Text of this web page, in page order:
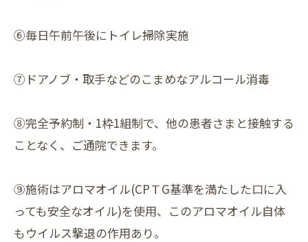
⑥毎日午前午後にトイレ掃除実施
⑦ドアノブ・取手などのこまめなアルコール消毒
⑧完全予約制・1枠1組制で、他の患者さまと接触する
ことなく、ご通院できます。
⑨施術はアロマオイル(CPＴG基準を満たした口に入
っても安全なオイル)を使用、このアロマオイル自体
もウイルス撃退の作用あり。